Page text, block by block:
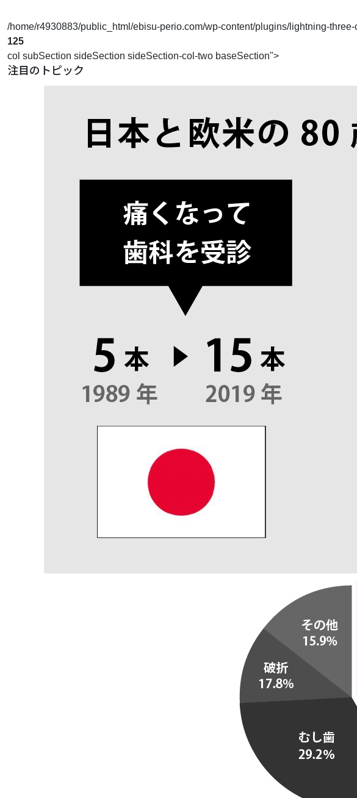
/home/r4930883/public_html/ebisu-perio.com/wp-content/plugins/lightning-
125
col subSection sideSection sideSection-col-two baseSection">
注目のトピック